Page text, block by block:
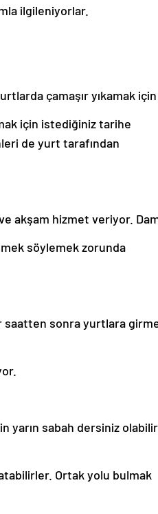
ilgileniyorlar.
çamaşır yıkamak için
için istediğiniz tarihe
de yurt tarafından
akşam hizmet veriyor.
söylemek zorunda
saatten sonra yurtlara
yarın sabah dersiniz olabilir
Ortak yolu bulmak